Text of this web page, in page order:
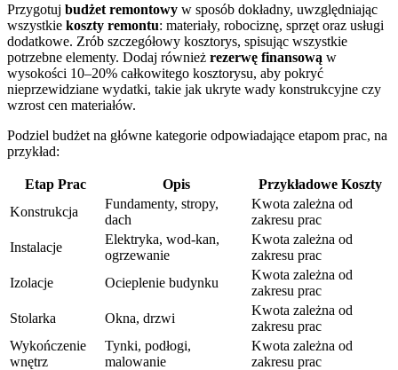
Przygotuj budżet remontowy w sposób dokładny, uwzględniając
wszystkie koszty remontu: materiały, robociznę, sprzęt oraz usługi
dodatkowe. Zrób szczegółowy kosztorys, spisując wszystkie
potrzebne elementy. Dodaj również rezerwę finansową w
wysokości 10–20% całkowitego kosztorysu, aby pokryć
nieprzewidziane wydatki, takie jak ukryte wady konstrukcyjne czy
wzrost cen materiałów.
Podziel budżet na główne kategorie odpowiadające etapom prac, na
przykład:
Etap Prac Opis
Przykładowe Koszty
Konstrukcja
Fundamenty, stropy,
dach
Kwota zależna od
zakresu prac
Instalacje
Elektryka, wod-kan,
ogrzewanie
Kwota zależna od
zakresu prac
Izolacje
Ocieplenie budynku
Kwota zależna od
zakresu prac
Stolarka
Okna, drzwi
Kwota zależna od
zakresu prac
Wykończenie
wnętrz
Tynki, podłogi,
malowanie
Kwota zależna od
zakresu prac